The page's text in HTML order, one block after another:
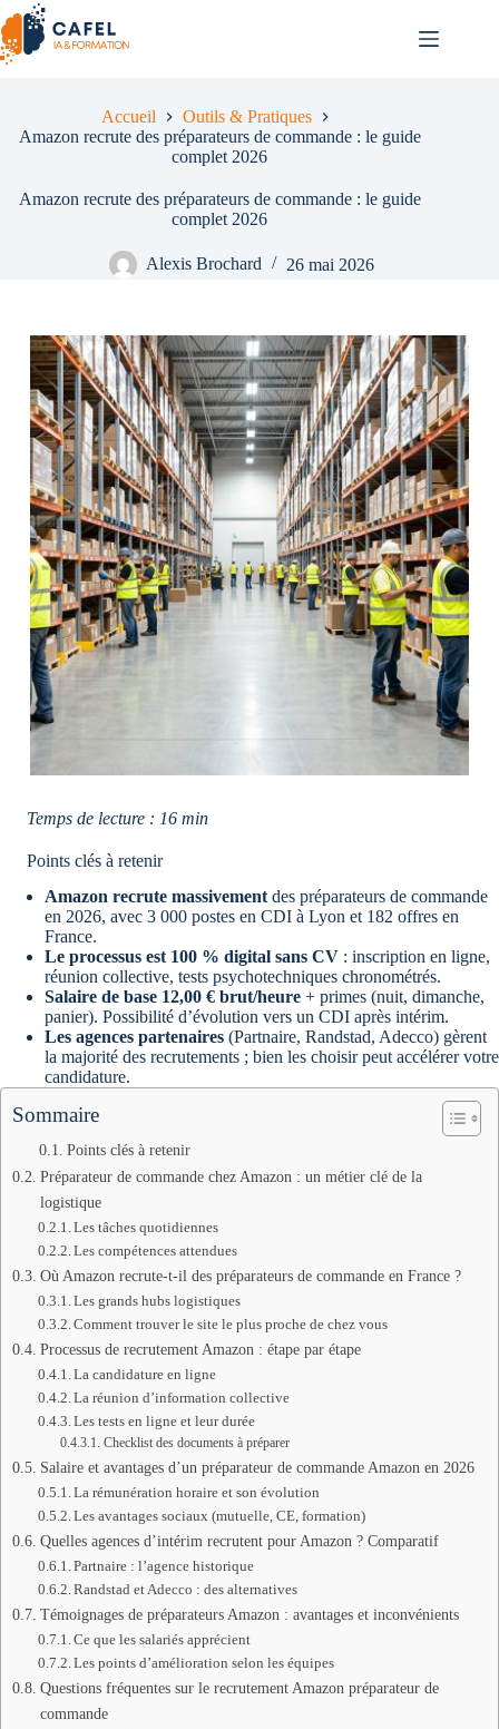
Passer
au
contenu
Accueil
Outils & Pratiques
Amazon recrute des préparateurs de commande : le guide
complet 2026
Amazon recrute des préparateurs de commande : le guide
complet 2026
Alexis Brochard 26 mai 2026
Temps de lecture : 16 min
Points clés à retenir
Amazon recrute massivement des préparateurs de commande
en 2026, avec 3 000 postes en CDI à Lyon et 182 offres en
France.
Le processus est 100 % digital sans CV : inscription en ligne,
réunion collective, tests psychotechniques chronométrés.
Salaire de base 12,00 € brut/heure + primes (nuit, dimanche,
panier). Possibilité d’évolution vers un CDI après intérim.
Les agences partenaires (Partnaire, Randstad, Adecco) gèrent
la majorité des recrutements ; bien les choisir peut accélérer votre
candidature.
Sommaire
Points clés à retenir
Préparateur de commande chez Amazon : un métier clé de la
logistique
Les tâches quotidiennes
Les compétences attendues
Où Amazon recrute-t-il des préparateurs de commande en France ?
Les grands hubs logistiques
Comment trouver le site le plus proche de chez vous
Processus de recrutement Amazon : étape par étape
La candidature en ligne
La réunion d’information collective
Les tests en ligne et leur durée
Checklist des documents à préparer
Salaire et avantages d’un préparateur de commande Amazon en 2026
La rémunération horaire et son évolution
Les avantages sociaux (mutuelle, CE, formation)
Quelles agences d’intérim recrutent pour Amazon ? Comparatif
Partnaire : l’agence historique
Randstad et Adecco : des alternatives
Témoignages de préparateurs Amazon : avantages et inconvénients
Ce que les salariés apprécient
Les points d’amélioration selon les équipes
Questions fréquentes sur le recrutement Amazon préparateur de
commande